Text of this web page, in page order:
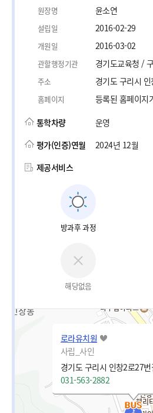
원장명 윤소연
설립일 2016-02-29
개원일 2016-03-02
관할행정기관 경기도교육청 /
주소 경기도 구리시
홈페이지
등록된 홈페이지
통학차량
운영
평가(인증)연월
2024년 12월
제공서비스
방과후 과정
해당없음
로라유치원
사립_사인
경기도 구리시 인창2로27
031-563-2882